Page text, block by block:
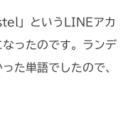
」というLINEアカ
ったのです。ランデ
た単語でしたので、